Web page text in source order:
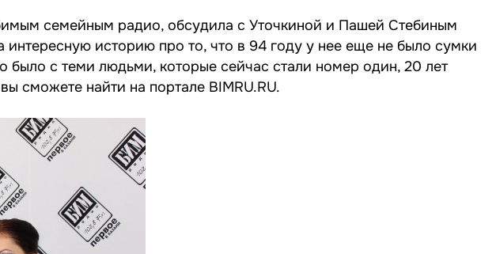
семейным радио, обсудила с Уточкиной и Пашей Стебиным
интересную историю про то, что в 94 году у нее еще не было сумки
было с теми людьми, которые сейчас стали номер один, 20 лет
сможете найти на портале BIMRU.RU.